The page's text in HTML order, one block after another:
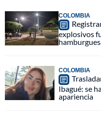
COLOMBIA
explosivos
COLOMBIA
Ibagué: se
apariencia